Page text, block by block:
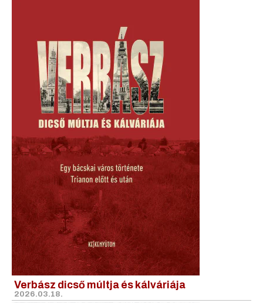
Verbász dicső múltja és kálváriája
2026.03.18.